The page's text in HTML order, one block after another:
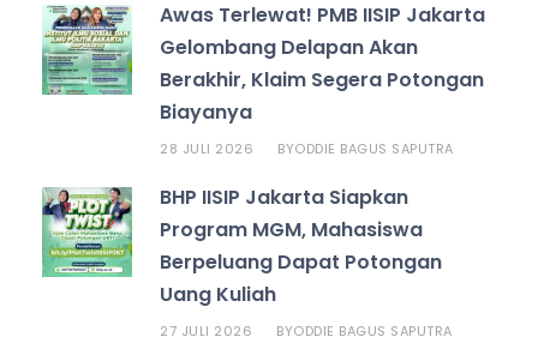
Awas Terlewat! PMB IISIP Jakarta
Gelombang Delapan Akan
Berakhir, Klaim Segera Potongan
Biayanya
28 JULI 2026 BYODDIE BAGUS SAPUTRA
BHP IISIP Jakarta Siapkan
Program MGM, Mahasiswa
Berpeluang Dapat Potongan
Uang Kuliah
27 JULI 2026 BYODDIE BAGUS SAPUTRA